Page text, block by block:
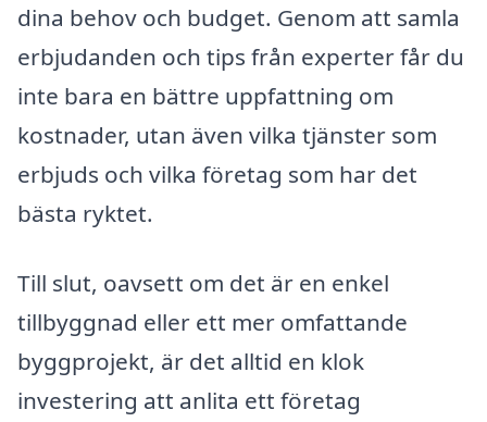
dina behov och budget. Genom att samla
erbjudanden och tips från experter får du
inte bara en bättre uppfattning om
kostnader, utan även vilka tjänster som
erbjuds och vilka företag som har det
bästa ryktet.
Till slut, oavsett om det är en enkel
tillbyggnad eller ett mer omfattande
byggprojekt, är det alltid en klok
investering att anlita ett företag